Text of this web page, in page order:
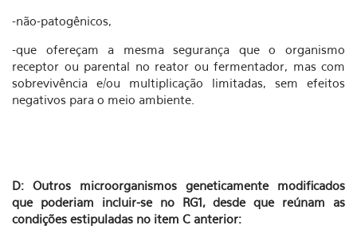
-não-patogênicos,
-que ofereçam a mesma segurança que o organismo
receptor ou parental no reator ou fermentador, mas com
sobrevivência e/ou multiplicação limitadas, sem efeitos
negativos para o meio ambiente.
D: Outros microorganismos geneticamente modificados
que poderiam incluir-se no RG1, desde que reúnam as
condições estipuladas no item C anterior: